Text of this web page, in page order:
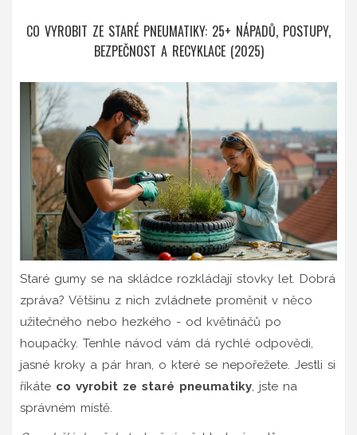
CO VYROBIT ZE STARÉ PNEUMATIKY: 25+ NÁPADŮ, POSTUPY,
BEZPEČNOST A RECYKLACE (2025)
Staré gumy se na skládce rozkládají stovky let. Dobrá
zpráva? Většinu z nich zvládnete proměnit v něco
užitečného nebo hezkého - od květináčů po
houpačky. Tenhle návod vám dá rychlé odpovědi,
jasné kroky a pár hran, o které se nepořežete. Jestli si
říkáte co vyrobit ze staré pneumatiky, jste na
správném místě.